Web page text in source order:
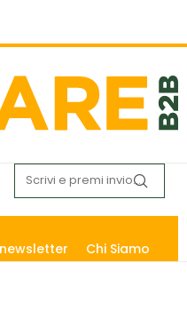
Chi Siamo